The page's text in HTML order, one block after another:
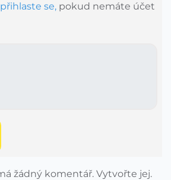
přihlaste se, pokud nemáte účet
žádný komentář. Vytvořte jej.